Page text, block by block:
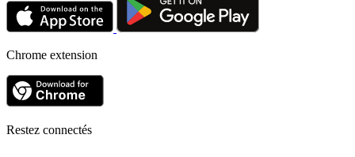
Chrome extension
Restez connectés